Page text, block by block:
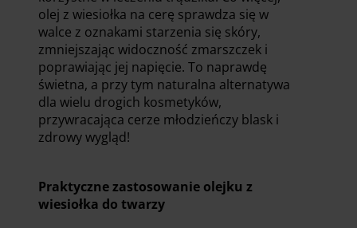
olej z wiesiołka na cerę sprawdza się w
walce z oznakami starzenia się skóry,
zmniejszając widoczność zmarszczek i
poprawiając jej napięcie. To naprawdę
świetna, a przy tym naturalna alternatywa
dla wielu drogich kosmetyków,
przywracająca cerze młodzieńczy blask i
zdrowy wygląd!
Praktyczne zastosowanie olejku z
wiesiołka do twarzy